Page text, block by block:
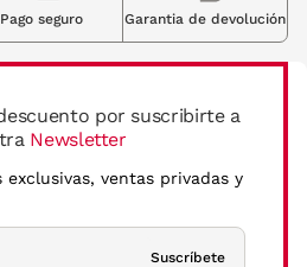
por suscribirte a
Newsletter
exclusivas, ventas privadas y
Suscríbete
Pago seguro Garantia de devolución